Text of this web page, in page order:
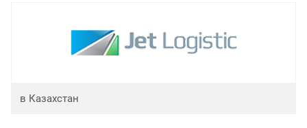
в Казахстан